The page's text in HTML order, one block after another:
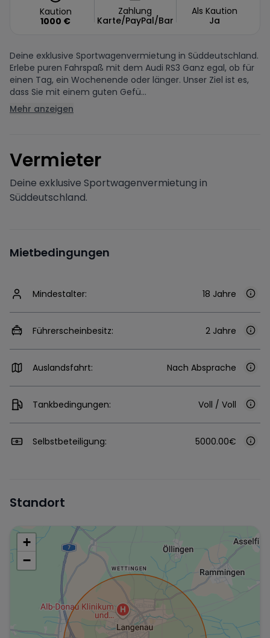
Kaution
1000 €
Zahlung
Karte/PayPal/Bar
Als Kaution
Ja
Deine exklusive Sportwagenvermietung in Süddeutschland.
Erlebe puren Fahrspaß mit dem Audi RS3 Ganz egal, ob für
einen Tag, ein Wochenende oder länger. Unser Ziel ist es,
dass Sie mit einem guten Gefü...
Mehr anzeigen
Vermieter
Deine exklusive Sportwagenvermietung in
Süddeutschland.
Mietbedingungen
Mindestalter: 18 Jahre
Führerscheinbesitz: 2 Jahre
Auslandsfahrt: Nach Absprache
Tankbedingungen: Voll / Voll
Selbstbeteiligung: 5000.00€
Standort
+
−